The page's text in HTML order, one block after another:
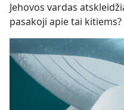
Jehovos vardas
pasakoji apie tai kitiems?